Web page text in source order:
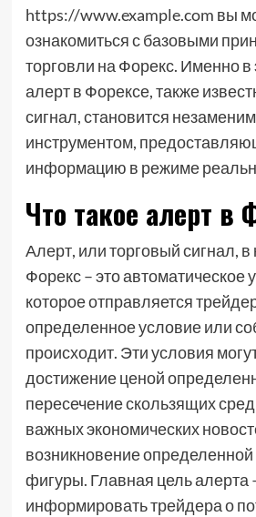
https://www.example.com вы
ознакомиться с базовыми
торговли на Форекс. Именно в
алерт в Форексе, также
сигнал, становится
инструментом,
информацию в режиме
Что такое алерт в
Алерт, или торговый сигнал, в
Форекс – это автоматическое
которое отправляется
определенное условие или
происходит. Эти условия
достижение ценой
пересечение скользящих
важных экономических
возникновение
фигуры. Главная цель алерта
информировать трейдера о